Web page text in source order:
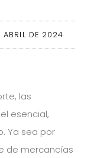
ABRIL DE 2024
las
esencial,
Ya sea por
de mercancías